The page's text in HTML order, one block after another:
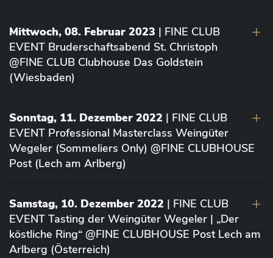
Mittwoch, 08. Februar 2023 | FINE CLUB
EVENT Bruderschaftsabend St. Christoph
@FINE CLUB Clubhouse Das Goldstein
(Wiesbaden)
Sonntag, 11. Dezember 2022 | FINE CLUB
EVENT Professional Masterclass Weingüter
Wegeler (Sommeliers Only) @FINE CLUBHOUSE
Post (Lech am Arlberg)
Samstag, 10. Dezember 2022 | FINE CLUB
EVENT Tasting der Weingüter Wegeler | „Der
köstliche Ring“ @FINE CLUBHOUSE Post Lech am
Arlberg (Österreich)